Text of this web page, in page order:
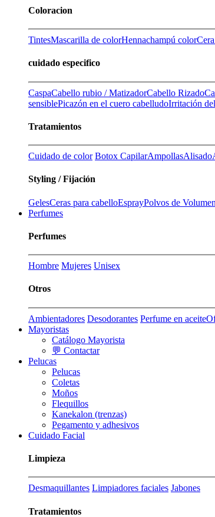
Coloracion
TintesMascarilla de colorHennachampú color
cuidado especifico
CaspaCabello rubio / MatizadorCabello Rizado
sensiblePicazón en el cuero cabelludoIrritación
Tratamientos
Cuidado de color Botox CapilarAmpollasAlisado
Styling / Fijación
GelesCeras para cabelloEsprayPolvos de Volumen
Perfumes
Perfumes
Hombre Mujeres Unisex
Otros
Ambientadores Desodorantes Perfume en aceite
Mayoristas
Catálogo Mayorista
💬 Contactar
Pelucas
Pelucas
Coletas
Moños
Flequillos
Kanekalon (trenzas)
Pegamento y adhesivos
Cuidado Facial
Limpieza
Desmaquillantes Limpiadores faciales Jabones
Tratamientos